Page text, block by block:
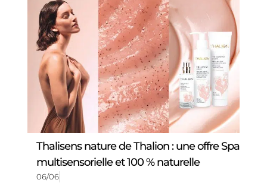
Thalisens nature de Thalion : une offre Spa
multisensorielle et 100 % naturelle
06/06